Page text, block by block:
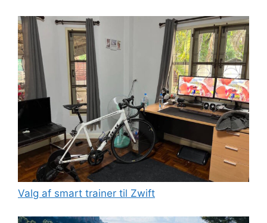
Valg af smart trainer til Zwift